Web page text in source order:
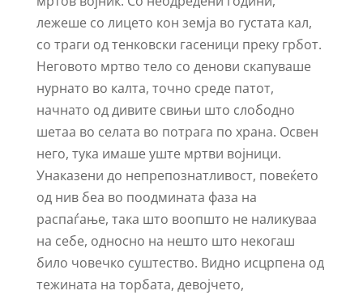
лежеше со лицето кон земја во густата кал,
со траги од тенковски гасеници преку грбот.
Неговото мртво тело со денови скапуваше
нурнато во калта, точно среде патот,
начнато од дивите свињи што слободно
шетаа во селата во потрага по храна. Освен
него, тука имаше уште мртви војници.
Унаказени до непрепознатливост, повеќето
од нив беа во поодмината фаза на
распаѓање, така што воопшто не наликуваа
на себе, односно на нешто што некогаш
било човечко суштество. Видно исцрпена од
тежината на торбата, девојчето,